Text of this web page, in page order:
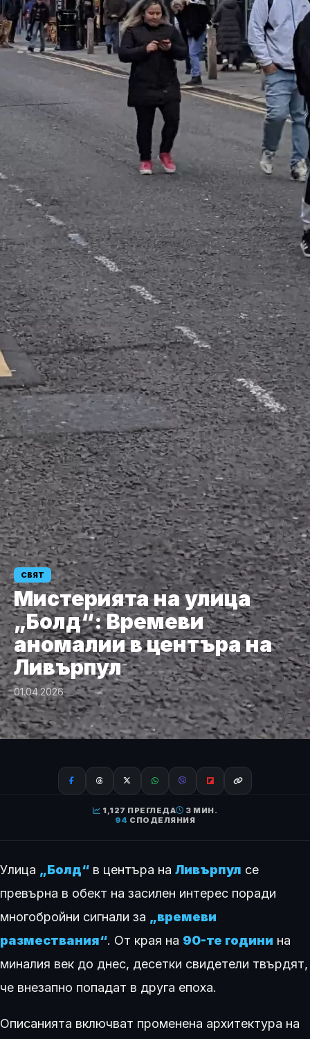
СВЯТ
Мистерията на улица
„Болд“: Времеви
аномалии в центъра на
Ливърпул
01.04.2026
1,127 ПРЕГЛЕДА
3 МИН.
94 СПОДЕЛЯНИЯ
Улица „Болд“ в центъра на Ливърпул се
превърна в обект на засилен интерес поради
многобройни сигнали за „времеви
размествания“. От края на 90-те години на
миналия век до днес, десетки свидетели твърдят,
че внезапно попадат в друга епоха.
Описанията включват променена архитектура на